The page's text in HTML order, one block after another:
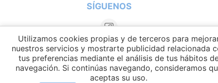
SÍGUENOS
Utilizamos cookies propias y de terceros para
nuestros servicios y mostrarte publicidad relacionada
tus preferencias mediante el análisis de tus hábitos
navegación. Si continúas navegando, consideramos
aceptas su uso.